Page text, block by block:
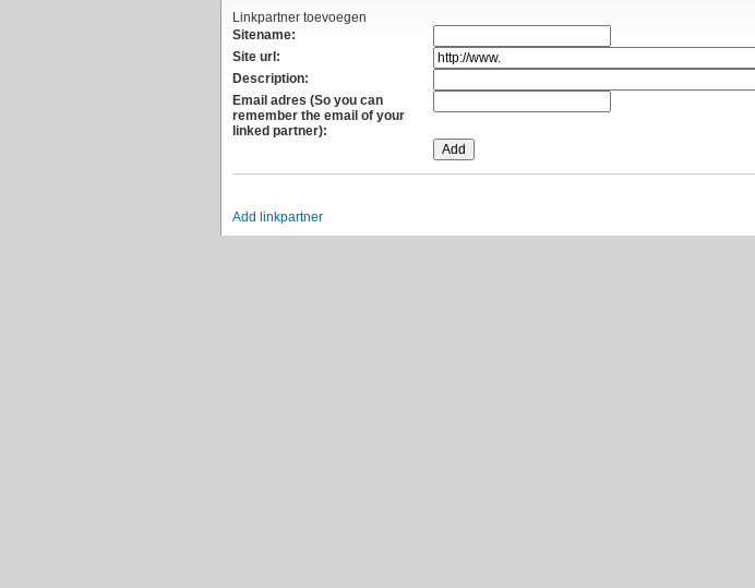
Linkpartner toevoegen
Sitename:
Site url:
Description:
Email adres (So you can
remember the email of your
linked partner):
Add linkpartner